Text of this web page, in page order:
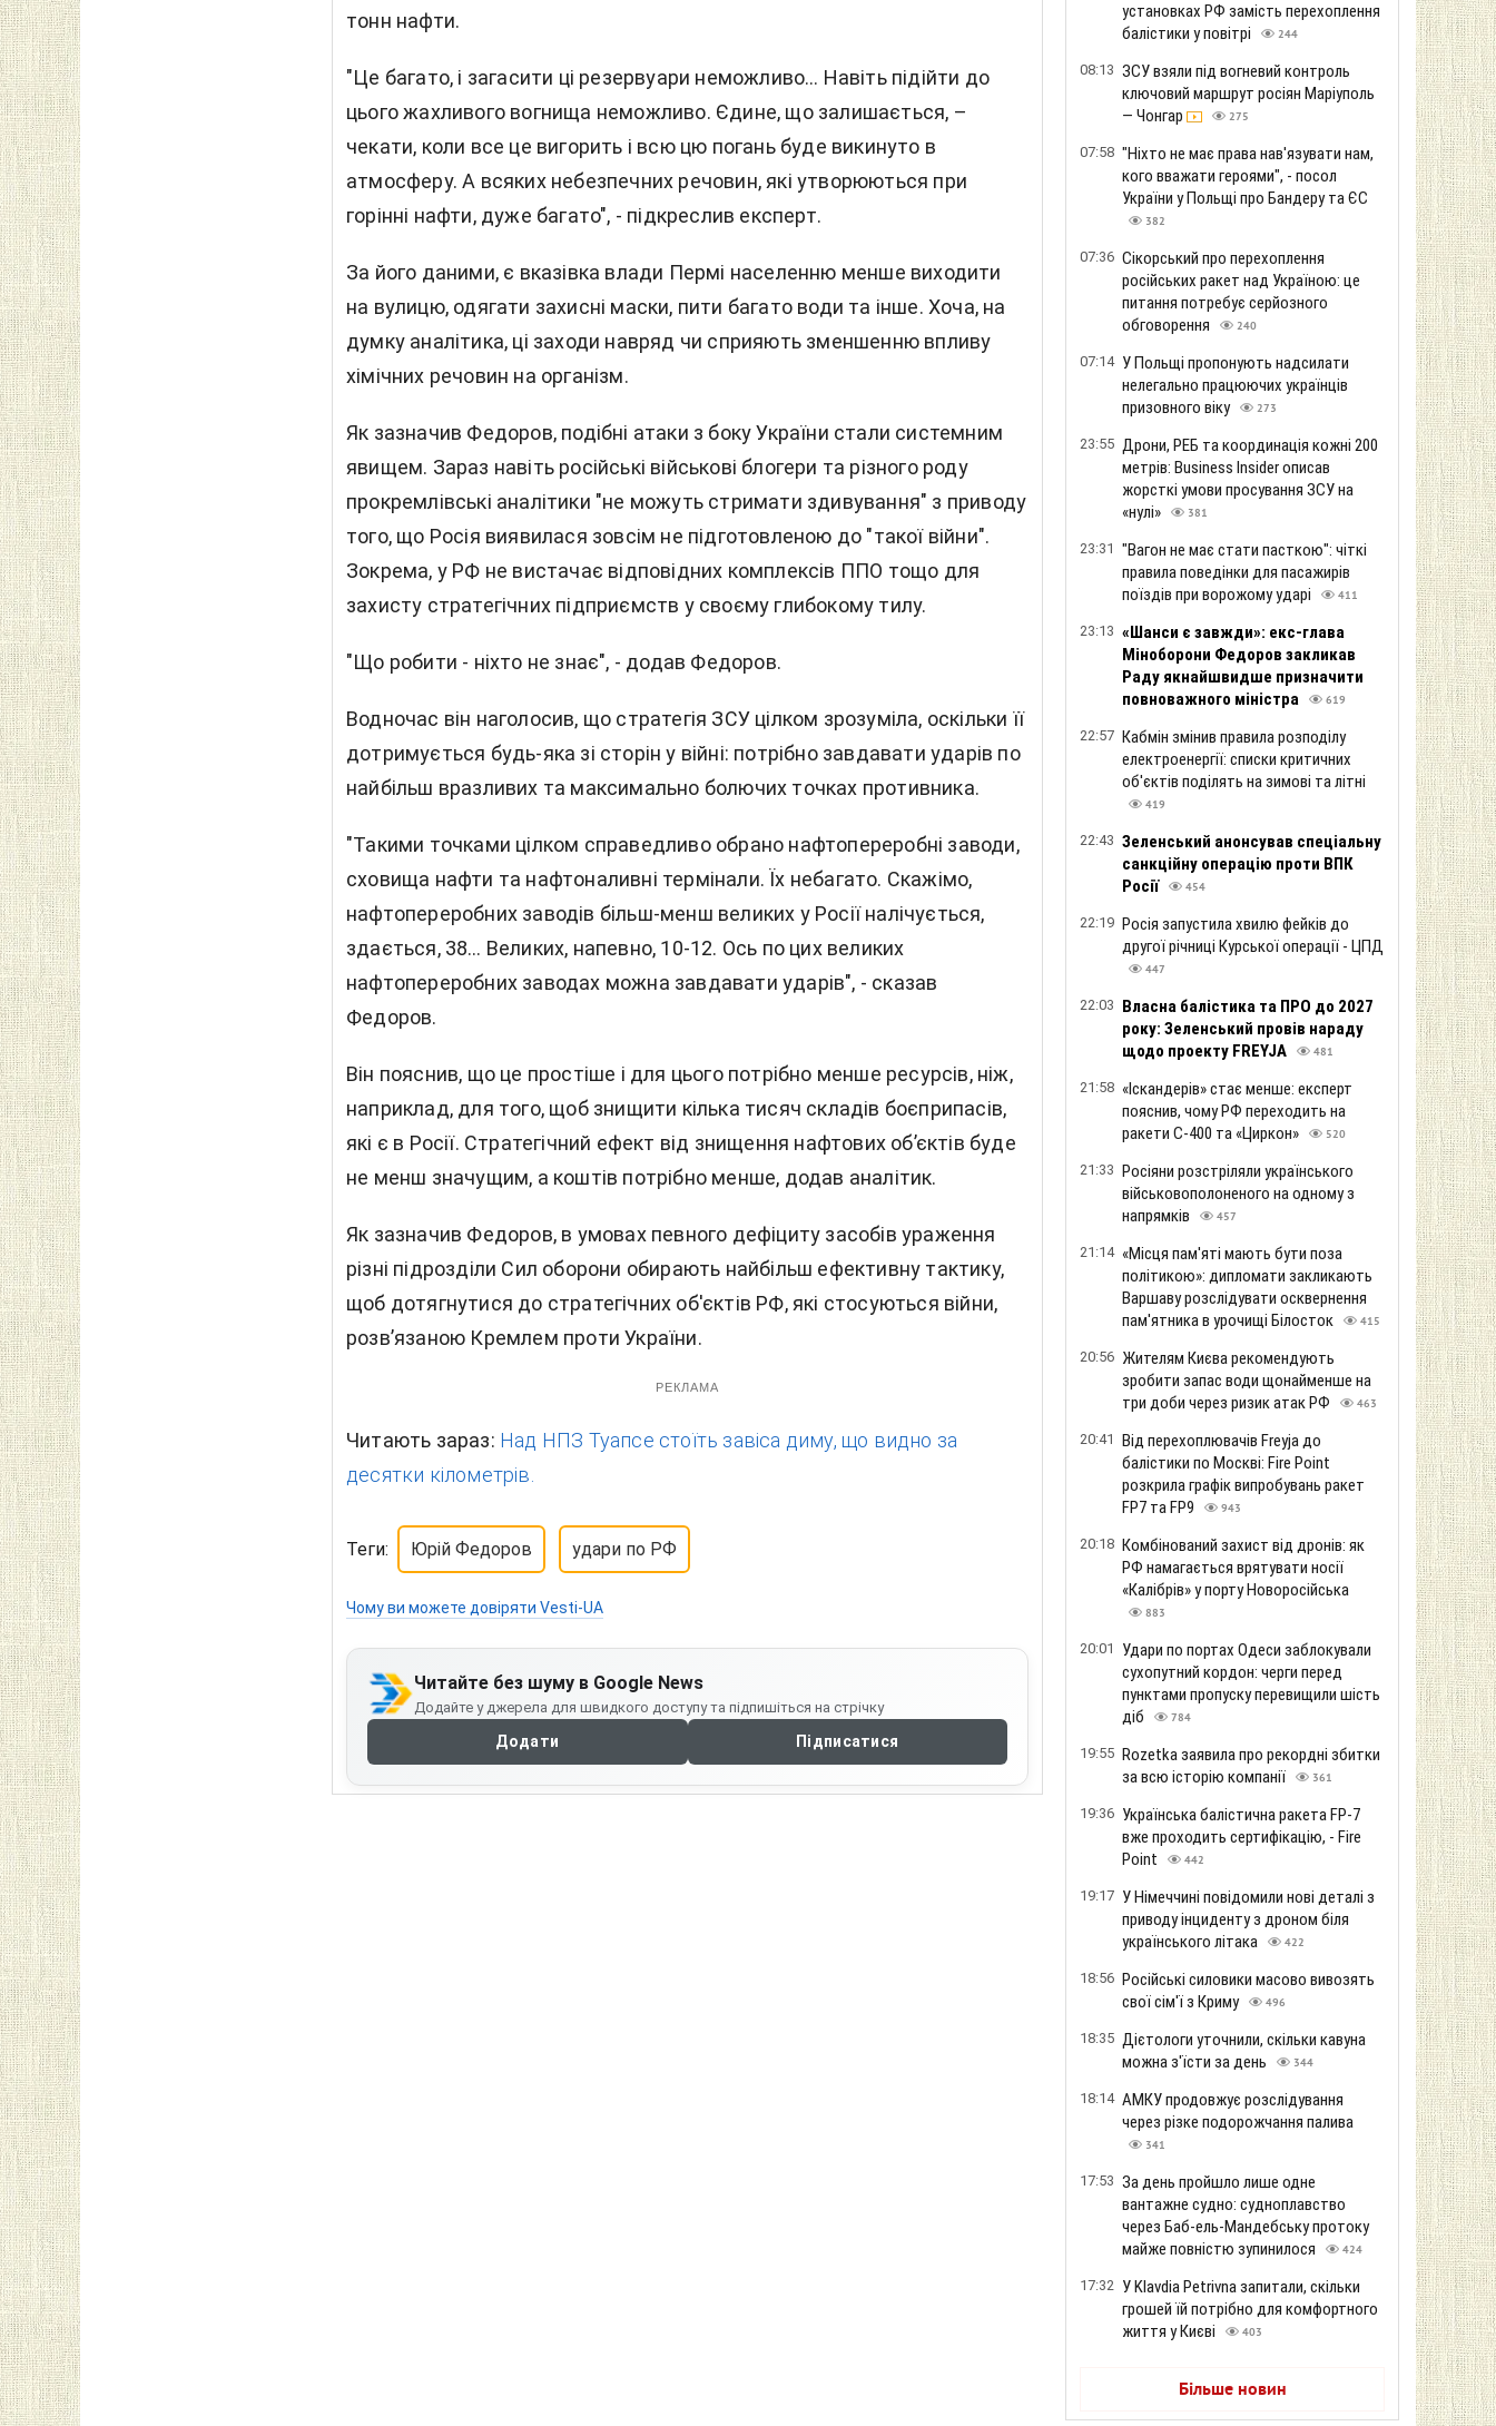
тонн нафти.
"Це багато, і загасити ці резервуари неможливо… Навіть підійти до
цього жахливого вогнища неможливо. Єдине, що залишається, –
чекати, коли все це вигорить і всю цю погань буде викинуто в
атмосферу. А всяких небезпечних речовин, які утворюються при
горінні нафти, дуже багато", - підкреслив експерт.
За його даними, є вказівка ​​влади Пермі населенню менше виходити
на вулицю, одягати захисні маски, пити багато води та інше. Хоча, на
думку аналітика, ці заходи навряд чи сприяють зменшенню впливу
хімічних речовин на організм.
Як зазначив Федоров, подібні атаки з боку України стали системним
явищем. Зараз навіть російські військові блогери та різного роду
прокремлівські аналітики "не можуть стримати здивування" з приводу
того, що Росія виявилася зовсім не підготовленою до "такої війни".
Зокрема, у РФ не вистачає відповідних комплексів ППО тощо для
захисту стратегічних підприємств у своєму глибокому тилу.
"Що робити - ніхто не знає", - додав Федоров.
Водночас він наголосив, що стратегія ЗСУ цілком зрозуміла, оскільки її
дотримується будь-яка зі сторін у війні: потрібно завдавати ударів по
найбільш вразливих та максимально болючих точках противника.
"Такими точками цілком справедливо обрано нафтопереробні заводи,
сховища нафти та нафтоналивні термінали. Їх небагато. Скажімо,
нафтопереробних заводів більш-менш великих у Росії налічується,
здається, 38… Великих, напевно, 10-12. Ось по цих великих
нафтопереробних заводах можна завдавати ударів", - сказав
Федоров.
Він пояснив, що це простіше і для цього потрібно менше ресурсів, ніж,
наприклад, для того, щоб знищити кілька тисяч складів боєприпасів,
які є в Росії. Стратегічний ефект від знищення нафтових об’єктів буде
не менш значущим, а коштів потрібно менше, додав аналітик.
Як зазначив Федоров, в умовах певного дефіциту засобів ураження
різні підрозділи Сил оборони обирають найбільш ефективну тактику,
щоб дотягнутися до стратегічних об'єктів РФ, які стосуються війни,
розв’язаною Кремлем проти України.
РЕКЛАМА
Читають зараз: Над НПЗ Туапсе стоїть завіса диму, що видно за
десятки кілометрів.
Теги: Юрій Федоров удари по РФ
Чому ви можете довіряти Vesti-UA
Читайте без шуму в Google News
Додайте у джерела для швидкого доступу та підпишіться на стрічку
Додати Підписатися
установках РФ замість перехоплення
балістики у повітрі
244
08:13 ЗСУ взяли під вогневий контроль
ключовий маршрут росіян Маріуполь
— Чонгар
275
07:58 "Ніхто не має права нав'язувати нам,
кого вважати героями", - посол
України у Польщі про Бандеру та ЄС
382
07:36 Сікорський про перехоплення
російських ракет над Україною: це
питання потребує серйозного
обговорення
240
07:14 У Польщі пропонують надсилати
нелегально працюючих українців
призовного віку
273
23:55 Дрони, РЕБ та координація кожні 200
метрів: Business Insider описав
жорсткі умови просування ЗСУ на
«нулі»
381
23:31 "Вагон не має стати пасткою": чіткі
правила поведінки для пасажирів
поїздів при ворожому ударі
411
23:13 «Шанси є завжди»: екс-глава
Міноборони Федоров закликав
Раду якнайшвидше призначити
повноважного міністра
619
22:57 Кабмін змінив правила розподілу
електроенергії: списки критичних
об'єктів поділять на зимові та літні
419
22:43 Зеленський анонсував спеціальну
санкційну операцію проти ВПК
Росії
454
22:19 Росія запустила хвилю фейків до
другої річниці Курської операції - ЦПД
447
22:03 Власна балістика та ПРО до 2027
року: Зеленський провів нараду
щодо проекту FREYJA
481
21:58 «Іскандерів» стає менше: експерт
пояснив, чому РФ переходить на
ракети С-400 та «Циркон»
520
21:33 Росіяни розстріляли українського
військовополоненого на одному з
напрямків
457
21:14 «Місця пам'яті мають бути поза
політикою»: дипломати закликають
Варшаву розслідувати осквернення
пам'ятника в урочищі Білосток
415
20:56 Жителям Києва рекомендують
зробити запас води щонайменше на
три доби через ризик атак РФ
463
20:41 Від перехоплювачів Freyja до
балістики по Москві: Fire Point
розкрила графік випробувань ракет
FP7 та FP9
943
20:18 Комбінований захист від дронів: як
РФ намагається врятувати носії
«Калібрів» у порту Новоросійська
883
20:01
Удари по портах Одеси заблокували
сухопутний кордон: черги перед
пунктами пропуску перевищили шість
діб
784
19:55 Rozetka заявила про рекордні збитки
за всю історію компанії
361
19:36 Українська балістична ракета FP-7
вже проходить сертифікацію, - Fire
Point
442
19:17 У Німеччині повідомили нові деталі з
приводу інциденту з дроном біля
українського літака
422
18:56 Російські силовики масово вивозять
свої сім'ї з Криму
496
18:35 Дієтологи уточнили, скільки кавуна
можна з'їсти за день
344
18:14 АМКУ продовжує розслідування
через різке подорожчання палива
341
17:53 За день пройшло лише одне
вантажне судно: судноплавство
через Баб-ель-Мандебську протоку
майже повністю зупинилося
424
17:32 У Klavdia Petrivna запитали, скільки
грошей їй потрібно для комфортного
життя у Києві
403
Більше новин